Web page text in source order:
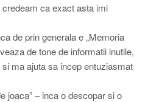
ca exact asta imi
de prin generala e „Memoria
de tone de informatii inutile,
ma ajuta sa incep entuziasmat
joaca” – inca o descopar si o